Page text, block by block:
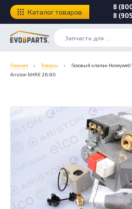
8
8
Каталог товаров
Главная › Товары ›
Газовый клапан
Ariston NHRE 26-90